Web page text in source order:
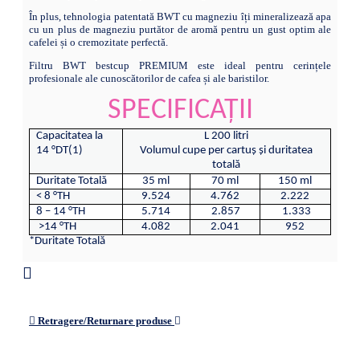
În plus, tehnologia patentată BWT cu magneziu îți mineralizează apa
cu un plus de magneziu purtător de aromă pentru un gust optim ale
cafelei și o cremozitate perfectă.
Filtru BWT bestcup PREMIUM este ideal pentru cerințele
profesionale ale cunoscătorilor de cafea și ale baristilor.
SPECIFICAȚII
Capacitatea la
14 °DT(1)
L 200 litri
Volumul cupe per cartuș și duritatea
totală
Duritate Totală
35 ml 70 ml
150 ml
< 8 °TH
9.524 4.762
2.222
8 – 14 °TH
5.714 2.857
1.333
>14 °TH
4.082 2.041
952
*Duritate Totală
Retragere/Returnare produse